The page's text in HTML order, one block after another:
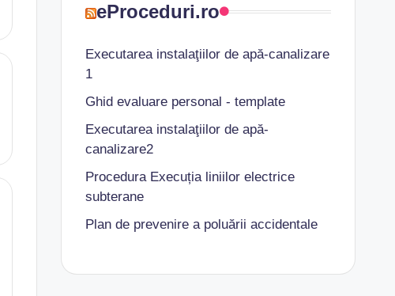
eProceduri.ro
Executarea instalaţiilor de apă-canalizare
1
Ghid evaluare personal - template
Executarea instalaţiilor de apă-
canalizare2
Procedura Execuția liniilor electrice
subterane
Plan de prevenire a poluării accidentale